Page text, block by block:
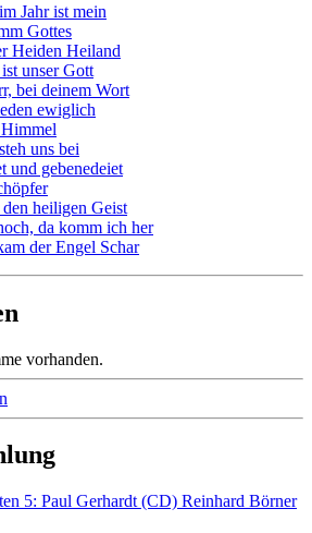
Jahr ist mein
Gottes
Heiden Heiland
unser Gott
bei deinem Wort
ewiglich
uns bei
und gebenedeiet
heiligen Geist
da komm ich her
der Engel Schar
vorhanden.